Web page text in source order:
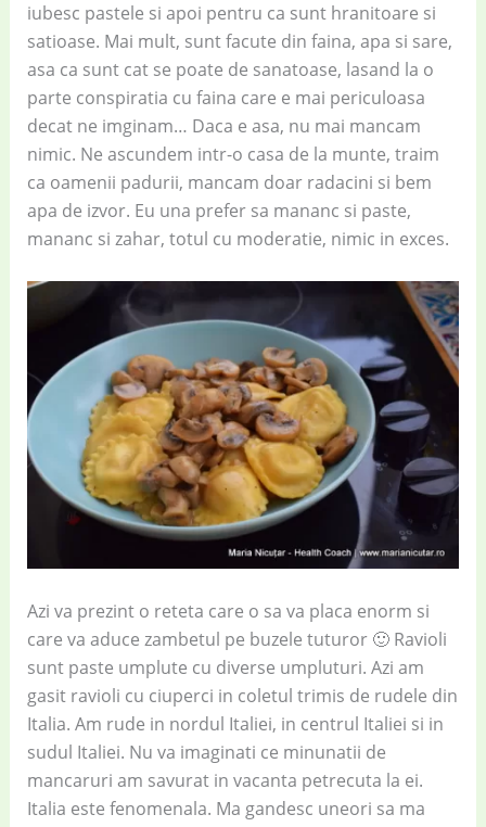
iubesc pastele si apoi pentru ca sunt hranitoare si
satioase. Mai mult, sunt facute din faina, apa si sare,
asa ca sunt cat se poate de sanatoase, lasand la o
parte conspiratia cu faina care e mai periculoasa
decat ne imginam… Daca e asa, nu mai mancam
nimic. Ne ascundem intr-o casa de la munte, traim
ca oamenii padurii, mancam doar radacini si bem
apa de izvor. Eu una prefer sa mananc si paste,
mananc si zahar, totul cu moderatie, nimic in exces.
Azi va prezint o reteta care o sa va placa enorm si
care va aduce zambetul pe buzele tuturor 🙂 Ravioli
sunt paste umplute cu diverse umpluturi. Azi am
gasit ravioli cu ciuperci in coletul trimis de rudele din
Italia. Am rude in nordul Italiei, in centrul Italiei si in
sudul Italiei. Nu va imaginati ce minunatii de
mancaruri am savurat in vacanta petrecuta la ei.
Italia este fenomenala. Ma gandesc uneori sa ma